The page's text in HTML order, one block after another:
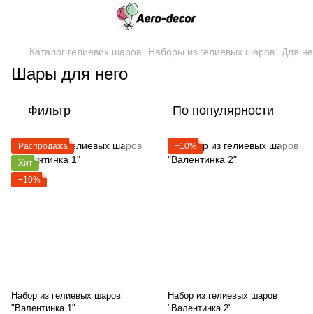
Каталог гелиевих шаров Наборы из гелиевых шаров Для
Шары для него
Фильтр По популярности
Распродажа
Хит
−10%
Набор из гелиевых шаров
"Валентинка 1"
−10%
Набор из гелиевых шаров
"Валентинка 2"